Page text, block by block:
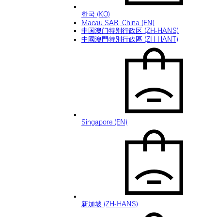
한국 (KO)
Macau SAR, China (EN)
中国澳门特别行政区 (ZH-HANS)
中國澳門特別行政區 (ZH-HANT)
Singapore (EN)
新加坡 (ZH-HANS)